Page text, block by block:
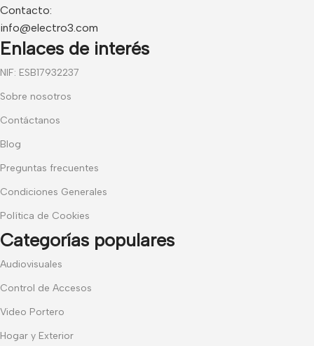
Contacto:
info@electro3.com
Enlaces de interés
NIF: ESB17932237
Sobre nosotros
Contáctanos
Blog
Preguntas frecuentes
Condiciones Generales
Política de Cookies
Categorías populares
Audiovisuales
Control de Accesos
Video Portero
Hogar y Exterior